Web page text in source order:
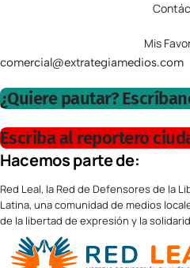
Mis
comercial@extrategiamedios.com
¿Quiere pautar?
Escriba al reportero
Hacemos parte de:
Red Leal, la Red de Defensores de la
Latina, una comunidad de medios
de la libertad de expresión y la